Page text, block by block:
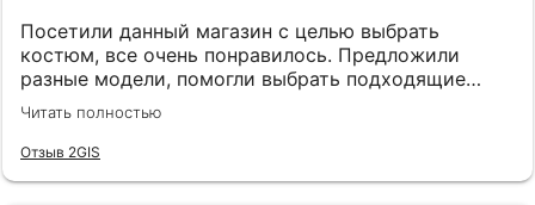
Посетили данный магазин с целью выбрать
костюм, все очень понравилось. Предложили
разные модели, помогли выбрать подходящие
аксессуары. Все быстро и качетсвтенно. Спасибо
руководству и сотрудникам, в частности
консультанту Карине за такой хороший сервис!
Читать полностью
Отзыв 2GIS